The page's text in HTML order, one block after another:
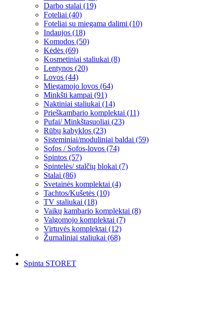
Darbo stalai (19)
Foteliai (40)
Foteliai su miegama dalimi (10)
Indaujos (18)
Komodos (50)
Kėdės (69)
Kosmetiniai staliukai (8)
Lentynos (20)
Lovos (44)
Miegamojo lovos (64)
Minkšti kampai (91)
Naktiniai staliukai (14)
Prieškambario komplektai (11)
Pufai/ Minkštasuoliai (23)
Rūbų kabyklos (23)
Sisteminiai/moduliniai baldai (59)
Sofos / Sofos-lovos (74)
Spintos (57)
Spintelės/ stalčių blokai (7)
Stalai (86)
Svetainės komplektai (4)
Tachtos/Kušetės (10)
TV staliukai (18)
Vaikų kambario komplektai (8)
Valgomojo komplektai (7)
Virtuvės komplektai (12)
Žurnaliniai staliukai (68)
Spinta STORET